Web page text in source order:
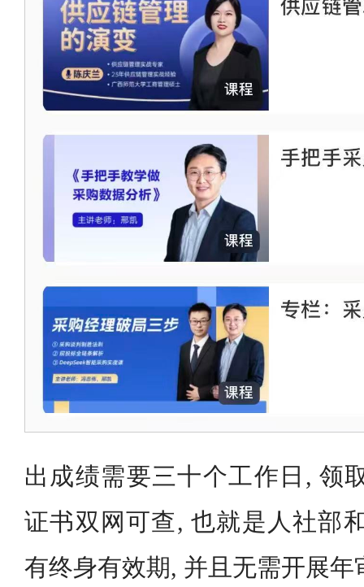
出成绩需要三十个工作日, 领
证书双网可查, 也就是人社部
有终身有效期, 并且无需开展年